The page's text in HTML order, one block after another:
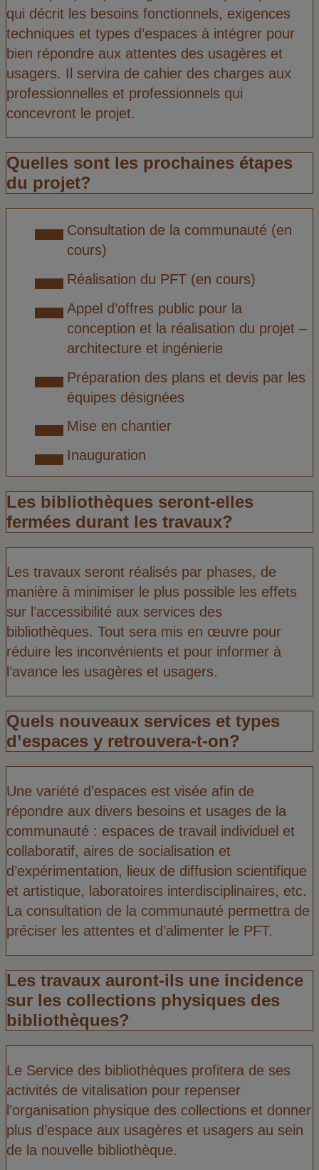
qui décrit les besoins fonctionnels, exigences
techniques et types d’espaces à intégrer pour
bien répondre aux attentes des usagères et
usagers. Il servira de cahier des charges aux
professionnelles et professionnels qui
concevront le projet.
Quelles sont les prochaines étapes
du projet?
Consultation de la communauté (en
cours)
Réalisation du PFT (en cours)
Appel d’offres public pour la
conception et la réalisation du projet –
architecture et ingénierie
Préparation des plans et devis par les
équipes désignées
Mise en chantier
Inauguration
Les bibliothèques seront-elles
fermées durant les travaux?
Les travaux seront réalisés par phases, de
manière à minimiser le plus possible les effets
sur l’accessibilité aux services des
bibliothèques. Tout sera mis en œuvre pour
réduire les inconvénients et pour informer à
l’avance les usagères et usagers.
Quels nouveaux services et types
d’espaces y retrouvera-t-on?
Une variété d’espaces est visée afin de
répondre aux divers besoins et usages de la
communauté : espaces de travail individuel et
collaboratif, aires de socialisation et
d’expérimentation, lieux de diffusion scientifique
et artistique, laboratoires interdisciplinaires, etc.
La consultation de la communauté permettra de
préciser les attentes et d’alimenter le PFT.
Les travaux auront-ils une incidence
sur les collections physiques des
bibliothèques?
Le Service des bibliothèques profitera de ses
activités de vitalisation pour repenser
l’organisation physique des collections et donner
plus d’espace aux usagères et usagers au sein
de la nouvelle bibliothèque.